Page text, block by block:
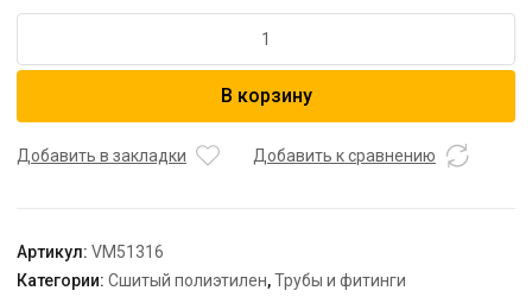
Муфта
ВР
25
х
В корзину
Добавить в закладки Добавить к сравнению
Артикул: VM51316
Категории: Сшитый полиэтилен,Трубы и фитинги